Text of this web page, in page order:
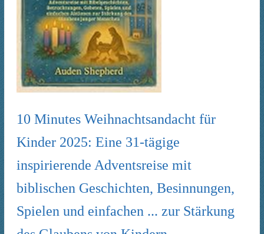
10 Minutes Weihnachtsandacht für
Kinder 2025: Eine 31-tägige
inspirierende Adventsreise mit
biblischen Geschichten, Besinnungen,
Spielen und einfachen ... zur Stärkung